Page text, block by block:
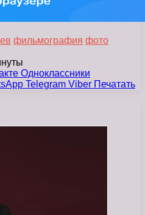
фильмография фото
Одноклассники
Telegram Viber Печатать